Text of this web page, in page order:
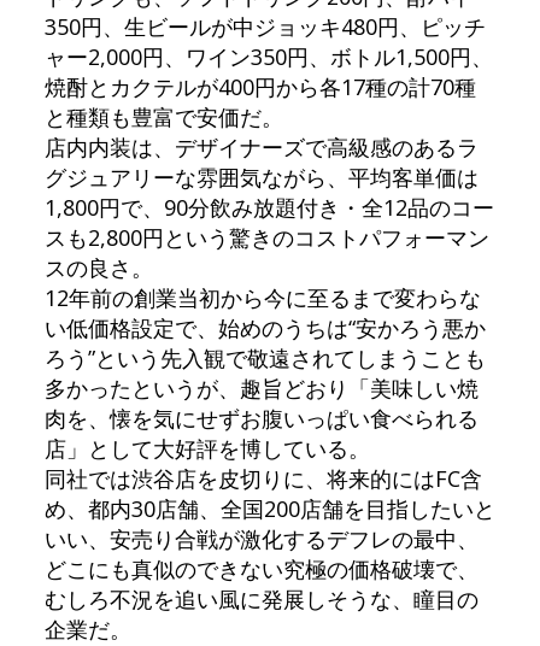
350円、生ビールが中ジョッキ480円、ピッチ
ャー2,000円、ワイン350円、ボトル1,500円、
焼酎とカクテルが400円から各17種の計70種
と種類も豊富で安価だ。
店内内装は、デザイナーズで高級感のあるラ
グジュアリーな雰囲気ながら、平均客単価は
1,800円で、90分飲み放題付き・全12品のコー
スも2,800円という驚きのコストパフォーマン
スの良さ。
12年前の創業当初から今に至るまで変わらな
い低価格設定で、始めのうちは“安かろう悪か
ろう”という先入観で敬遠されてしまうことも
多かったというが、趣旨どおり「美味しい焼
肉を、懐を気にせずお腹いっぱい食べられる
店」として大好評を博している。
同社では渋谷店を皮切りに、将来的にはFC含
め、都内30店舗、全国200店舗を目指したいと
いい、安売り合戦が激化するデフレの最中、
どこにも真似のできない究極の価格破壊で、
むしろ不況を追い風に発展しそうな、瞳目の
企業だ。